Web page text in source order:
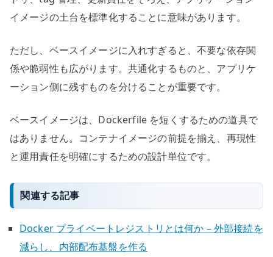
イメージの土台を標準化することに意味があります。
ただし、ベースイメージに入れすぎると、不要な依存関
係や脆弱性も広がります。共通化するものと、アプリケ
ーション側に残すものを分けることが重要です。
ベースイメージは、Dockerfile を短くするための道具で
はありません。コンテナイメージの前提を揃え、再現性
と運用責任を明確にするための設計単位です。
関連する記事
Docker プライベートレジストリとは何か – 外部接続を
減らし、内部配布基盤を作る